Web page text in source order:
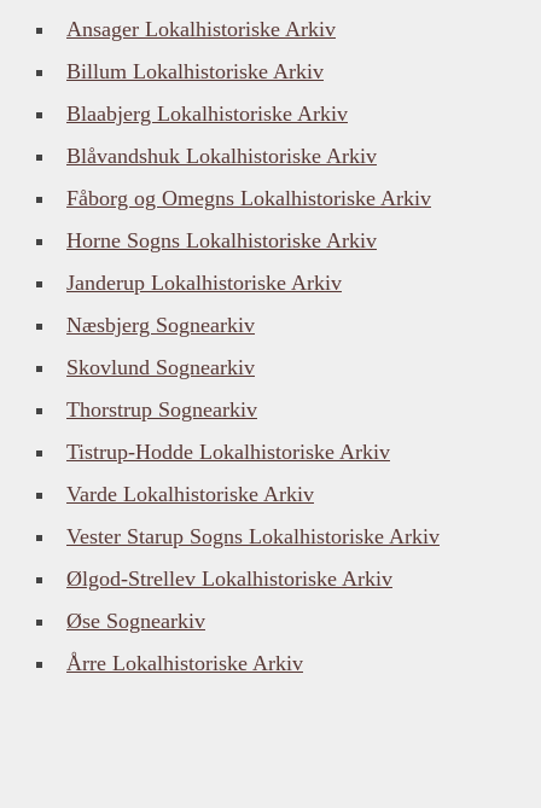
Ansager Lokalhistoriske Arkiv
Billum Lokalhistoriske Arkiv
Blaabjerg Lokalhistoriske Arkiv
Blåvandshuk Lokalhistoriske Arkiv
Fåborg og Omegns Lokalhistoriske Arkiv
Horne Sogns Lokalhistoriske Arkiv
Janderup Lokalhistoriske Arkiv
Næsbjerg Sognearkiv
Skovlund Sognearkiv
Thorstrup Sognearkiv
Tistrup-Hodde Lokalhistoriske Arkiv
Varde Lokalhistoriske Arkiv
Vester Starup Sogns Lokalhistoriske Arkiv
Ølgod-Strellev Lokalhistoriske Arkiv
Øse Sognearkiv
Årre Lokalhistoriske Arkiv